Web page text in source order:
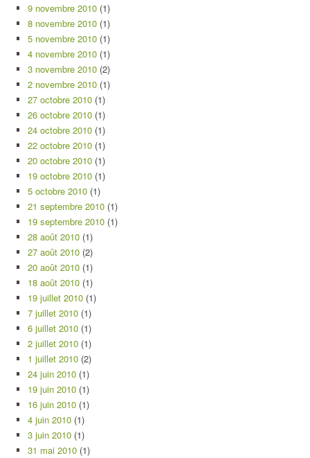
9 novembre 2010 (1)
8 novembre 2010 (1)
5 novembre 2010 (1)
4 novembre 2010 (1)
3 novembre 2010 (2)
2 novembre 2010 (1)
27 octobre 2010 (1)
26 octobre 2010 (1)
24 octobre 2010 (1)
22 octobre 2010 (1)
20 octobre 2010 (1)
19 octobre 2010 (1)
5 octobre 2010 (1)
21 septembre 2010 (1)
19 septembre 2010 (1)
28 août 2010 (1)
27 août 2010 (2)
20 août 2010 (1)
18 août 2010 (1)
19 juillet 2010 (1)
7 juillet 2010 (1)
6 juillet 2010 (1)
2 juillet 2010 (1)
1 juillet 2010 (2)
24 juin 2010 (1)
19 juin 2010 (1)
16 juin 2010 (1)
4 juin 2010 (1)
3 juin 2010 (1)
31 mai 2010 (1)